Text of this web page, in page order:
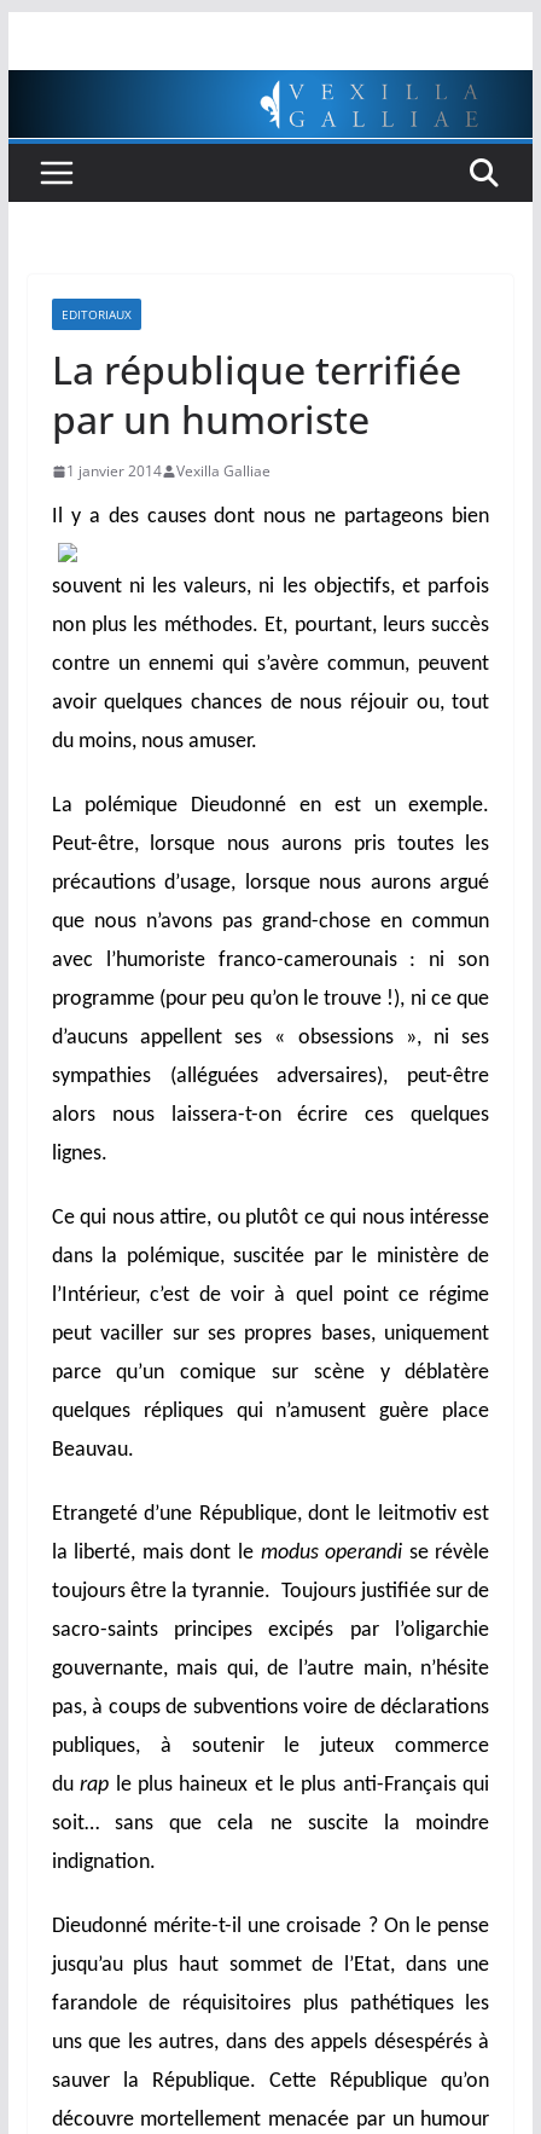
EDITORIAUX
La république terrifiée
par un humoriste
1 janvier 2014 Vexilla Galliae
Il y a des causes dont nous ne partageons bien
souvent ni les valeurs, ni les objectifs, et parfois
non plus les méthodes. Et, pourtant, leurs succès
contre un ennemi qui s’avère commun, peuvent
avoir quelques chances de nous réjouir ou, tout
du moins, nous amuser.
La polémique Dieudonné en est un exemple.
Peut-être, lorsque nous aurons pris toutes les
précautions d’usage, lorsque nous aurons argué
que nous n’avons pas grand-chose en commun
avec l’humoriste franco-camerounais : ni son
programme (pour peu qu’on le trouve !), ni ce que
d’aucuns appellent ses « obsessions », ni ses
sympathies (alléguées adversaires), peut-être
alors nous laissera-t-on écrire ces quelques
lignes.
Ce qui nous attire, ou plutôt ce qui nous intéresse
dans la polémique, suscitée par le ministère de
l’Intérieur, c’est de voir à quel point ce régime
peut vaciller sur ses propres bases, uniquement
parce qu’un comique sur scène y déblatère
quelques répliques qui n’amusent guère place
Beauvau.
Etrangeté d’une République, dont le leitmotiv est
la liberté, mais dont le modus operandi se révèle
toujours être la tyrannie. Toujours justifiée sur de
sacro-saints principes excipés par l’oligarchie
gouvernante, mais qui, de l’autre main, n’hésite
pas, à coups de subventions voire de déclarations
publiques, à soutenir le juteux commerce
durap le plus haineux et le plus anti-Français qui
soit… sans que cela ne suscite la moindre
indignation.
Dieudonné mérite-t-il une croisade ? On le pense
jusqu’au plus haut sommet de l’Etat, dans une
farandole de réquisitoires plus pathétiques les
uns que les autres, dans des appels désespérés à
sauver la République. Cette République qu’on
découvre mortellement menacée par un humour